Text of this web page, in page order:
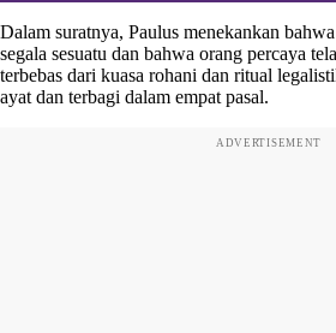
Dalam suratnya, Paulus menekankan
segala sesuatu dan bahwa orang percaya
terbebas dari kuasa rohani dan ritual
ayat dan terbagi dalam empat pasal.
ADVERTISEMENT